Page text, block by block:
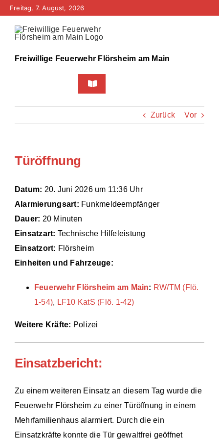
Zum
springen
Freitag, 7. August, 2026
Freiwillige Feuerwehr Flörsheim am Main
Toggle
Navigation
Home
Bürgerinfo
Über uns
Technik
Zurück Vor
Türöffnung
Datum: 20. Juni 2026 um 11:36 Uhr
Alarmierungsart: Funkmeldeempfänger
Dauer: 20 Minuten
Einsatzart: Technische Hilfeleistung
Einsatzort: Flörsheim
Einheiten und Fahrzeuge:
Feuerwehr Flörsheim am Main: RW/TM (Flö.
1-54), LF10 KatS (Flö. 1-42)
Weitere Kräfte: Polizei
Einsatzbericht:
Zu einem weiteren Einsatz an diesem Tag wurde die
Feuerwehr Flörsheim zu einer Türöffnung in einem
Mehrfamilienhaus alarmiert. Durch die ein
Einsatzkräfte konnte die Tür gewaltfrei geöffnet